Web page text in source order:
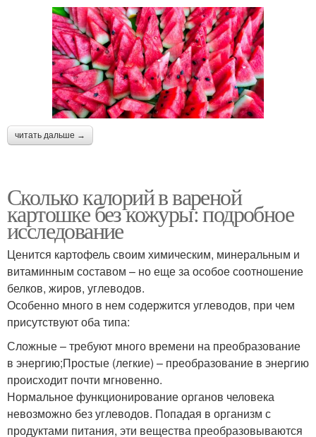
читать дальше →
Сколько калорий в вареной
картошке без кожуры: подробное
исследование
Ценится картофель своим химическим, минеральным и
витаминным составом – но еще за особое соотношение
белков, жиров, углеводов.
Особенно много в нем содержится углеводов, при чем
присутствуют оба типа:
Сложные – требуют много времени на преобразование
в энергию;Простые (легкие) – преобразование в энергию
происходит почти мгновенно.
Нормальное функционирование органов человека
невозможно без углеводов. Попадая в организм с
продуктами питания, эти вещества преобразовываются